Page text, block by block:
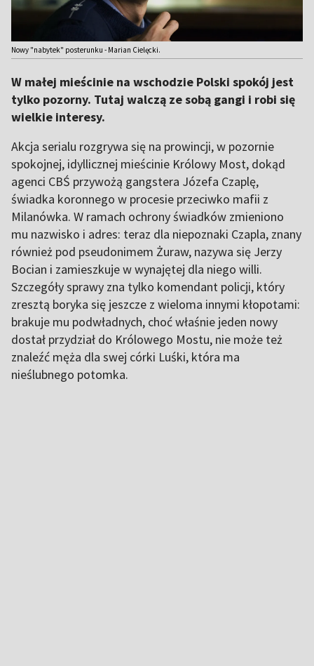
Nowy "nabytek" posterunku - Marian Cielęcki.
W małej mieścinie na wschodzie Polski spokój jest
tylko pozorny. Tutaj walczą ze sobą gangi i robi się
wielkie interesy.
Akcja serialu rozgrywa się na prowincji, w pozornie
spokojnej, idyllicznej mieścinie Królowy Most, dokąd
agenci CBŚ przywożą gangstera Józefa Czaplę,
świadka koronnego w procesie przeciwko mafii z
Milanówka. W ramach ochrony świadków zmieniono
mu nazwisko i adres: teraz dla niepoznaki Czapla, znany
również pod pseudonimem Żuraw, nazywa się Jerzy
Bocian i zamieszkuje w wynajętej dla niego willi.
Szczegóły sprawy zna tylko komendant policji, który
zresztą boryka się jeszcze z wieloma innymi kłopotami:
brakuje mu podwładnych, choć właśnie jeden nowy
dostał przydział do Królowego Mostu, nie może też
znaleźć męża dla swej córki Luśki, która ma
nieślubnego potomka.